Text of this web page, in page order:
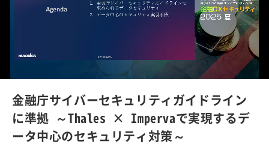
u
/
1
0
0
0
金融庁サイバーセキュリティガイドライン
に準拠 ～Thales × Impervaで実現するデ
ータ中心のセキュリティ対策～